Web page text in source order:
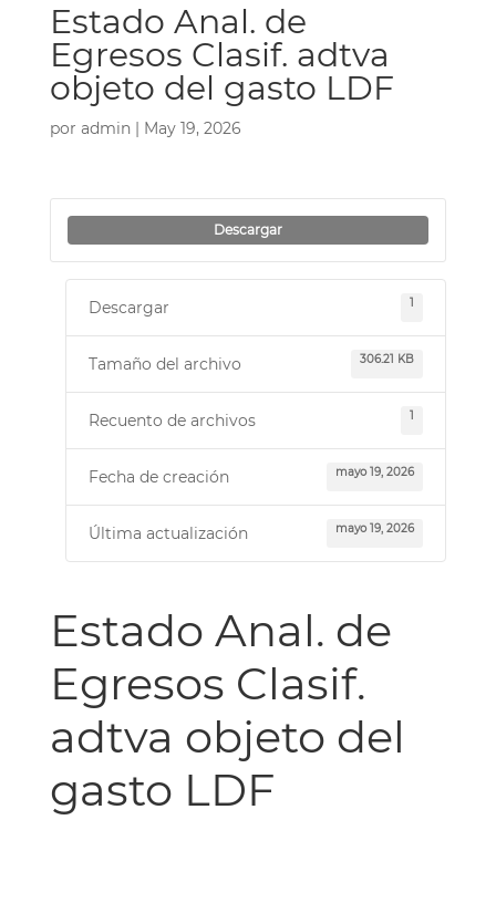
Estado Anal. de
Egresos Clasif. adtva
objeto del gasto LDF
por admin| May 19, 2026
Descargar
Descargar 1
Tamaño del archivo 306.21 KB
Recuento de archivos 1
Fecha de creación mayo 19, 2026
Última actualización mayo 19, 2026
Estado Anal. de
Egresos Clasif.
adtva objeto del
gasto LDF